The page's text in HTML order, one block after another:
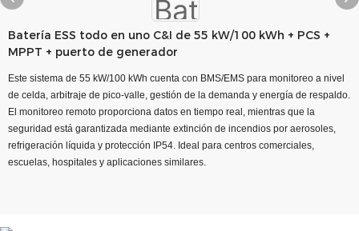
Batería ESS todo en uno C&I de 55 kW/100 kWh + PCS +
MPPT + puerto de generador
Este sistema de 55 kW/100 kWh cuenta con BMS/EMS para monitoreo a nivel
de celda, arbitraje de pico-valle, gestión de la demanda y energía de respaldo.
El monitoreo remoto proporciona datos en tiempo real, mientras que la
seguridad está garantizada mediante extinción de incendios por aerosoles,
refrigeración líquida y protección IP54. Ideal para centros comerciales,
escuelas, hospitales y aplicaciones similares.